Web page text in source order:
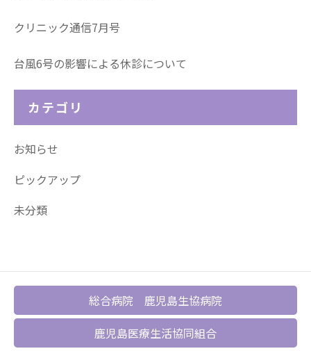
クリニック通信7月号
台風6号の影響による休診について
カテゴリ
お知らせ
ピックアップ
未分類
総合病院 鹿児島生協病院
鹿児島医療生活協同組合